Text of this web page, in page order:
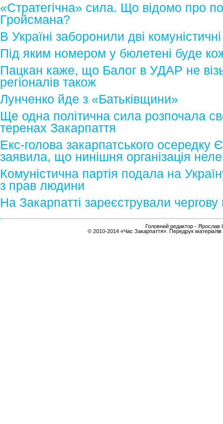
«Стратегічна» сила. Що відомо про
Гройсмана?
В Україні заборонили дві комуністичні
Під яким номером у бюлетені буде
Пацкан каже, що Балог в УДАР не
регіоналів також
Лунченко йде з «Батьківщини»
Ще одна політична сила розпочала
теренах Закарпаття
Екс-голова закарпатського осередку
заявила, що нинішня організація
Комуністична партія подала на
з прав людини
На Закарпатті зареєстрували чергову
Головний редактор - Ярослав
© 2010-2014 «Час Закарпаття». Передрук